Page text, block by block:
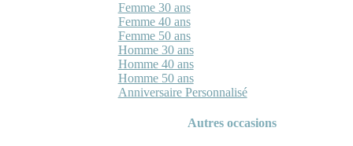
Femme 30 ans
Femme 40 ans
Femme 50 ans
Homme 30 ans
Homme 40 ans
Homme 50 ans
Anniversaire Personnalisé
Autres occasions